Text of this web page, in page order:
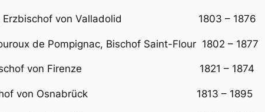
Erzbischof von Valladolid 1803 – 1876
de Pompignac, Bischof Saint-Flour 1802 –
Erzbischof von Firenze 1821 – 1874
Bischof von Osnabrück 1813 – 1895